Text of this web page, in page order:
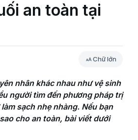
an toàn tại
Chữ lớn
nhân khác nhau như vệ sinh
người tìm đến phương pháp trị
sạch nhẹ nhàng. Nếu bạn
cho an toàn, bài viết dưới